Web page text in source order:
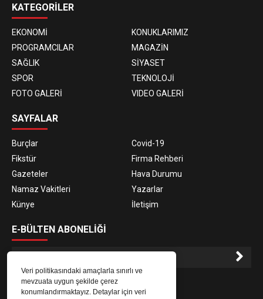
Veri politikasındaki amaçlarla sınırlı ve
mevzuata uygun şekilde çerez
konumlandırmaktayız. Detaylar için veri
KATEGORİLER
EKONOMİ
KONUKLARIMIZ
PROGRAMCILAR
MAGAZİN
SAĞLIK
SİYASET
SPOR
TEKNOLOJİ
FOTO GALERİ
VIDEO GALERİ
SAYFALAR
Burçlar
Covid-19
Fikstür
Firma Rehberi
Gazeteler
Hava Durumu
Namaz Vakitleri
Yazarlar
Künye
İletişim
E-BÜLTEN ABONELİĞİ
E-Bülten aboneliği ile haberlere daha hızlı erişin.